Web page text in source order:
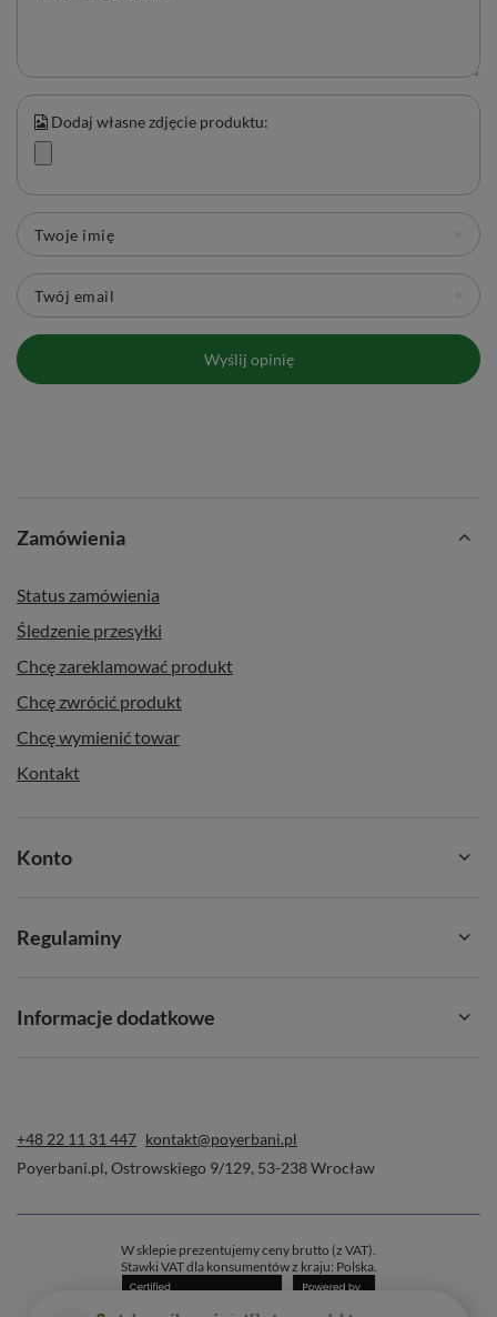
Dodaj własne zdjęcie produktu:
Twoje imię
Twój email
Wyślij opinię
Zamówienia
Status zamówienia
Śledzenie przesyłki
Chcę zareklamować produkt
Chcę zwrócić produkt
Chcę wymienić towar
Kontakt
Konto
Regulaminy
Informacje dodatkowe
+48 22 11 31 447 kontakt@poyerbani.pl
Poyerbani.pl, Ostrowskiego 9/129, 53-238Wrocław
W sklepie prezentujemy ceny brutto (z VAT).
Stawki VAT dla konsumentów z kraju: Polska.